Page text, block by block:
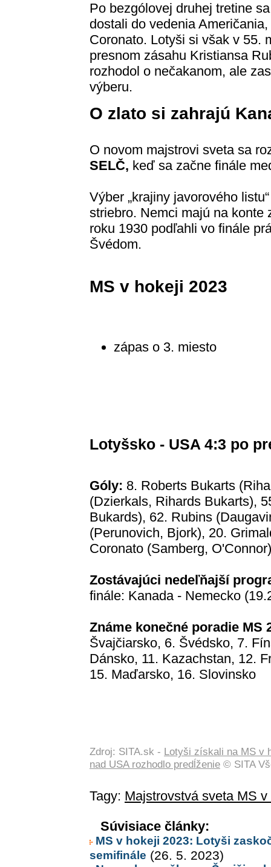
Po bezgólovej druhej tretine
dostali do vedenia
Coronato. Lotyši si však v 55.
presnom zásahu Kristiansa
rozhodol o nečakanom, ale
výberu.
O zlato si zahrajú
O novom majstrovi sveta sa
SELČ, keď sa začne finále
Výber „krajiny javorového
striebro. Nemci majú na konte
roku 1930 podľahli vo finále
Švédom.
MS v hokeji 2023
zápas o 3. miesto
Lotyšsko - USA 4:3 po
Góly: 8. Roberts Bukarts
(Dzierkals, Rihards Bukarts),
Bukards), 62. Rubins
(Perunovich, Bjork), 20.
Coronato (Samberg, O'Connor)
Zostávajúci nedeľňajší
finále: Kanada - Nemecko
Známe konečné poradie MS
Švajčiarsko, 6. Švédsko, 7.
Dánsko, 11. Kazachstan, 12.
15. Maďarsko, 16. Slovinsko
Zdroj: SITA.sk - Lotyši získali na MS v
nad USA rozhodlo predĺženie © SITA
Tagy: Majstrovstvá sveta MS
Súvisiace články:
MS v hokeji 2023: Lotyši
semifinále (26. 5. 2023)